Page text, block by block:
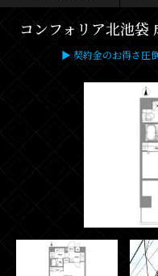
コンフォリア北池
▶ 契約金のお得さ圧